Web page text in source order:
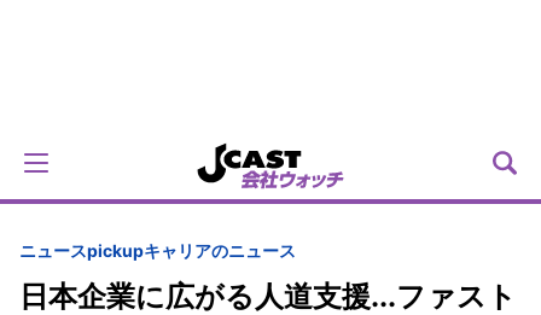
ニュースpickupキャリアのニュース
日本企業に広がる人道支援...ファスト